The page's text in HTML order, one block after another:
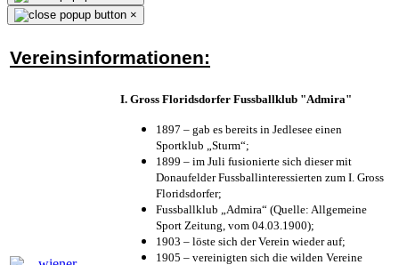
×
Vereinsinformationen:
I. Gross Floridsdorfer Fussballklub "Admira"
1897 – gab es bereits in Jedlesee einen
Sportklub „Sturm“;
1899 – im Juli fusionierte sich dieser mit
Donaufelder Fussballinteressierten zum I. Gross
Floridsdorfer;
Fussballklub „Admira“ (Quelle: Allgemeine
Sport Zeitung, vom 04.03.1900);
1903 – löste sich der Verein wieder auf;
1905 – vereinigten sich die wilden Vereine